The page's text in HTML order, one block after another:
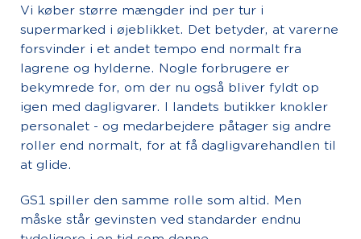
Vi køber større mængder ind per tur i
supermarked i øjeblikket. Det betyder, at varerne
forsvinder i et andet tempo end normalt fra
lagrene og hylderne. Nogle forbrugere er
bekymrede for, om der nu også bliver fyldt op
igen med dagligvarer. I landets butikker knokler
personalet - og medarbejdere påtager sig andre
roller end normalt, for at få dagligvarehandlen til
at glide.
GS1 spiller den samme rolle som altid. Men
måske står gevinsten ved standarder endnu